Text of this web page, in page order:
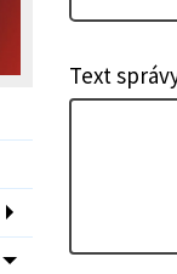
Text